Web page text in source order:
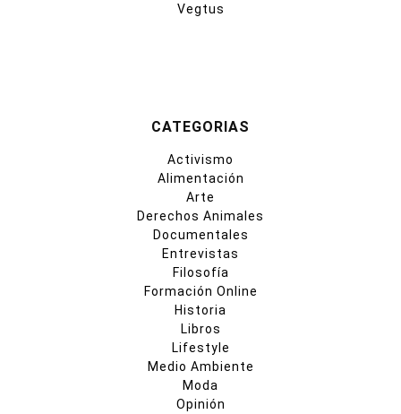
Vegtus
CATEGORIAS
Activismo
Alimentación
Arte
Derechos Animales
Documentales
Entrevistas
Filosofía
Formación Online
Historia
Libros
Lifestyle
Medio Ambiente
Moda
Opinión